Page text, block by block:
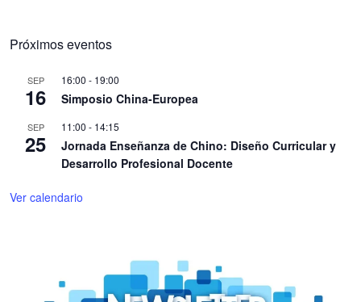
Próximos eventos
SEP
16
16:00 - 19:00
Simposio China-Europea
SEP
25
11:00 - 14:15
Jornada Enseñanza de Chino: Diseño Curricular y
Desarrollo Profesional Docente
Ver calendario